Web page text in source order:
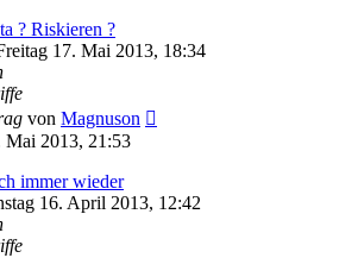
? Riskieren ?
17. Mai 2013, 18:34
von Magnuson
Mai 2013, 21:53
immer wieder
16. April 2013, 12:42